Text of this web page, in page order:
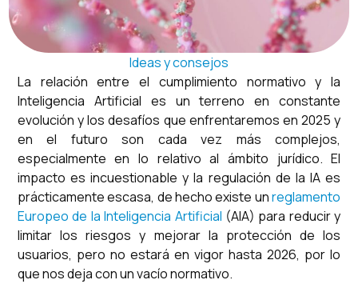
Ideas y consejos
La relación entre el cumplimiento normativo y la
Inteligencia Artificial es un terreno en constante
evolución y los desafíos que enfrentaremos en 2025 y
en el futuro son cada vez más complejos,
especialmente en lo relativo al ámbito jurídico. El
impacto es incuestionable y la regulación de la IA es
prácticamente escasa, de hecho existe unreglamento
Europeo de la Inteligencia Artificial (AIA) para reducir y
limitar los riesgos y mejorar la protección de los
usuarios, pero no estará en vigor hasta 2026, por lo
que nos deja con un vacío normativo.